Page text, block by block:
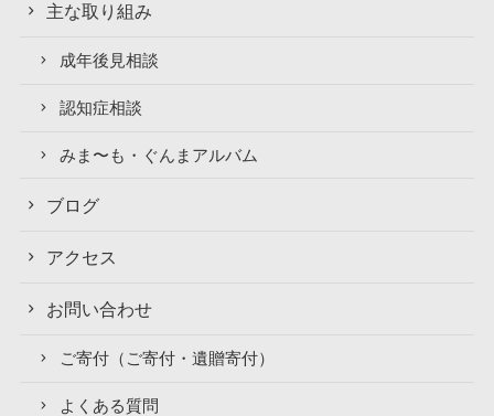
主な取り組み
成年後見相談
認知症相談
みま〜も・ぐんまアルバム
ブログ
アクセス
お問い合わせ
ご寄付（ご寄付・遺贈寄付）
よくある質問